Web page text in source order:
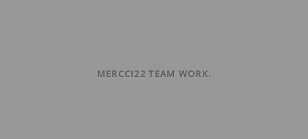
MERCCI22 TEAM WORK.